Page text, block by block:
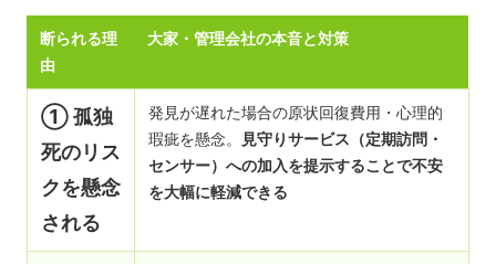
断られる理
由
大家・管理会社の本音と対策
① 孤独
死のリス
クを懸念
される
発見が遅れた場合の原状回復費用・心理的
瑕疵を懸念。
見守りサービス（定期訪問・
センサー）への加入を提示することで不安
を大幅に軽減できる